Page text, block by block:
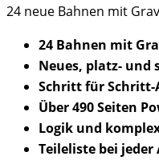
24 neue Bahnen mit
24 Bahnen mit
Neues, platz- und
Schritt für
Über 490 Seiten
Logik und
Teileliste bei